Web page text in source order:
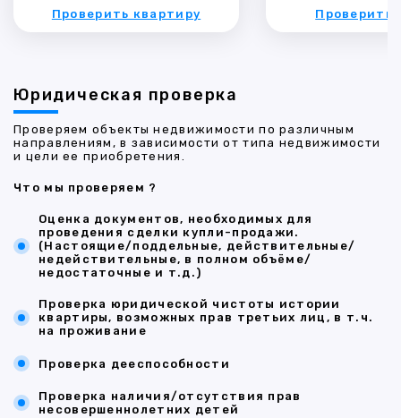
Проверить квартиру Проверить
Юридическая проверка
Проверяем объекты недвижимости по различным
направлениям, в зависимости от типа недвижимости
и цели ее приобретения.
Что мы проверяем ?
Оценка документов, необходимых для
проведения сделки купли-продажи.
(Настоящие/поддельные, действительные/
недействительные, в полном объёме/
недостаточные и т.д.)
Проверка юридической чистоты истории
квартиры, возможных прав третьих лиц, в т.ч.
на проживание
Проверка дееспособности
Проверка наличия/отсутствия прав
несовершеннолетних детей